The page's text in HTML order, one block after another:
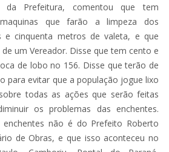
da Prefeitura, comentou que tem
que farão a limpeza dos
e cinquenta metros de valeta, e que
um Vereador. Disse que tem cento e
de lobo no 156. Disse que terão de
para evitar que a população jogue lixo
todas as ações que serão feitas
os problemas das enchentes.
não é do Prefeito Roberto
de Obras, e que isso aconteceu no